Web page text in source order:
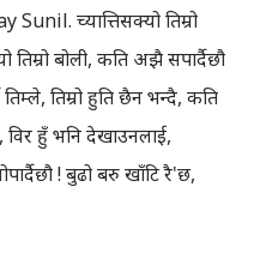
च्यात्तिसक्यो तिम्रो
बोली, कति अझै सपार्दैछौ
तिम्रो हुति छैन भन्दै, कति
विर हुँ भनि देखाउनलाई,
! बुढो बरु खाँटि रै'छ,